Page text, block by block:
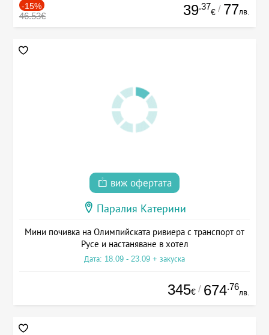
-15%
46.53€ 39.37
€ / 77лв.
виж офертата
Паралия Катерини
Мини почивка на Олимпийската ривиера с транспорт от
Русе и настаняване в хотел
Дата: 18.09 - 23.09 + закуска
345€ / 674.76
лв.